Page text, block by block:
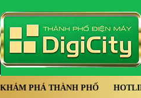
KHÁM PHÁ THÀNH PHỐ